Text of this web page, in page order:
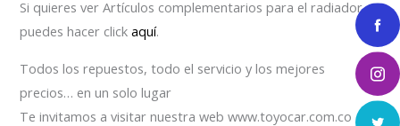
Si quieres ver Artículos complementarios para el radiador
puedes hacer clickaquí.
Todos los repuestos, todo el servicio y los mejores
precios… en un solo lugar
Te invitamos a visitar nuestra web www.toyocar.com.co